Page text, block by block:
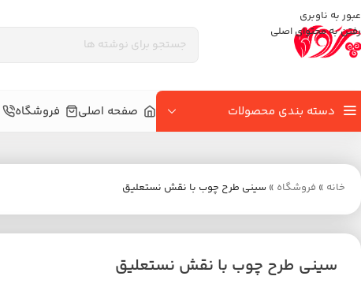
عبور به ناوبری
رفتن به محتوای اصلی
دسته بندی محصولات صفحه اصلی فروشگاه
خانه » فروشگاه » سینی طرح چوب با نقش نستعلیق
سینی طرح چوب با نقش نستعلیق